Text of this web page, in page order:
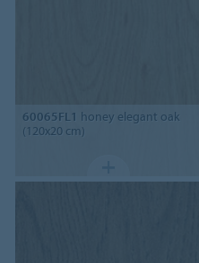
60065FL1 honey elegant oak
(120x20 cm)